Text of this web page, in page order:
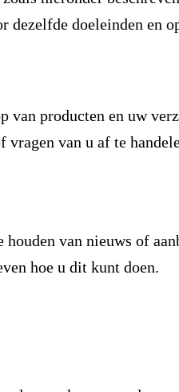
dezelfde doeleinden en
producten en uw
vragen van u af te
van nieuws of
hoe u dit kunt doen.